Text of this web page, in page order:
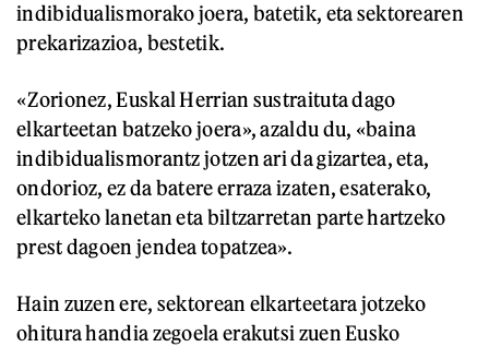
indibidualismorako joera, batetik, eta sektorearen
prekarizazioa, bestetik.
«Zorionez, Euskal Herrian sustraituta dago
elkarteetan batzeko joera», azaldu du, «baina
indibidualismorantz jotzen ari da gizartea, eta,
ondorioz, ez da batere erraza izaten, esaterako,
elkarteko lanetan eta biltzarretan parte hartzeko
prest dagoen jendea topatzea».
Hain zuzen ere, sektorean elkarteetara jotzeko
ohitura handia zegoela erakutsi zuen Eusko